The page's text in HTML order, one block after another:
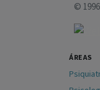
©
ÁREAS